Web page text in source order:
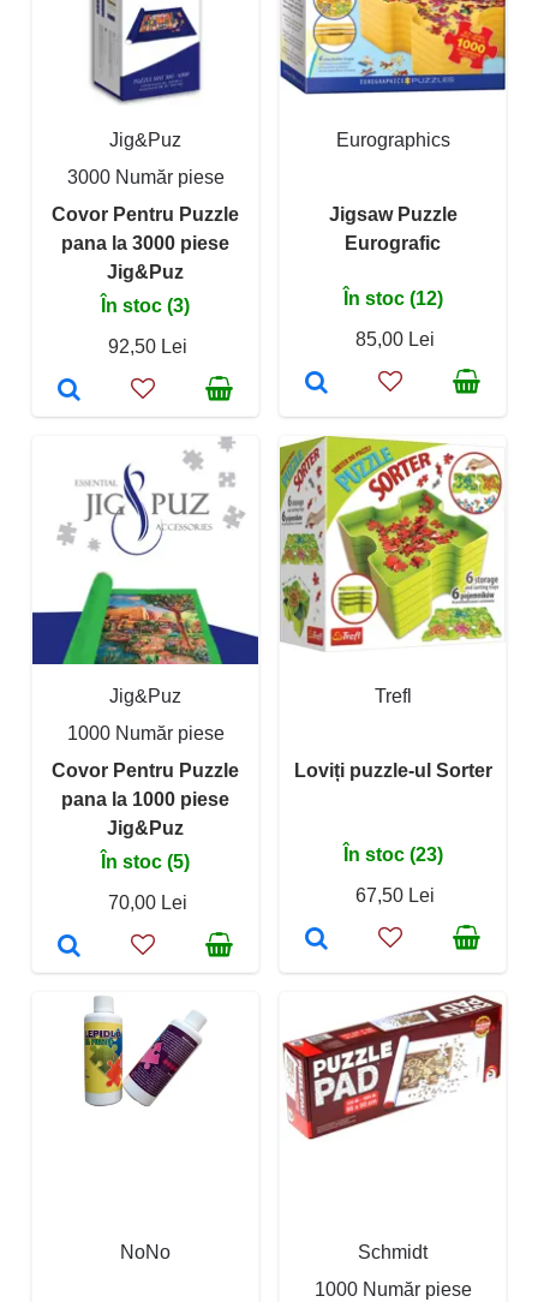
Jig&Puz
3000 Număr piese
Covor Pentru Puzzle
pana la 3000 piese
Jig&Puz
În stoc (3)
92,50 Lei
Eurographics
Jigsaw Puzzle
Eurografic
În stoc (12)
85,00 Lei
Jig&Puz
1000 Număr piese
Covor Pentru Puzzle
pana la 1000 piese
Jig&Puz
În stoc (5)
70,00 Lei
Trefl
Loviți puzzle-ul Sorter
În stoc (23)
67,50 Lei
NoNo
Schmidt
1000 Număr piese